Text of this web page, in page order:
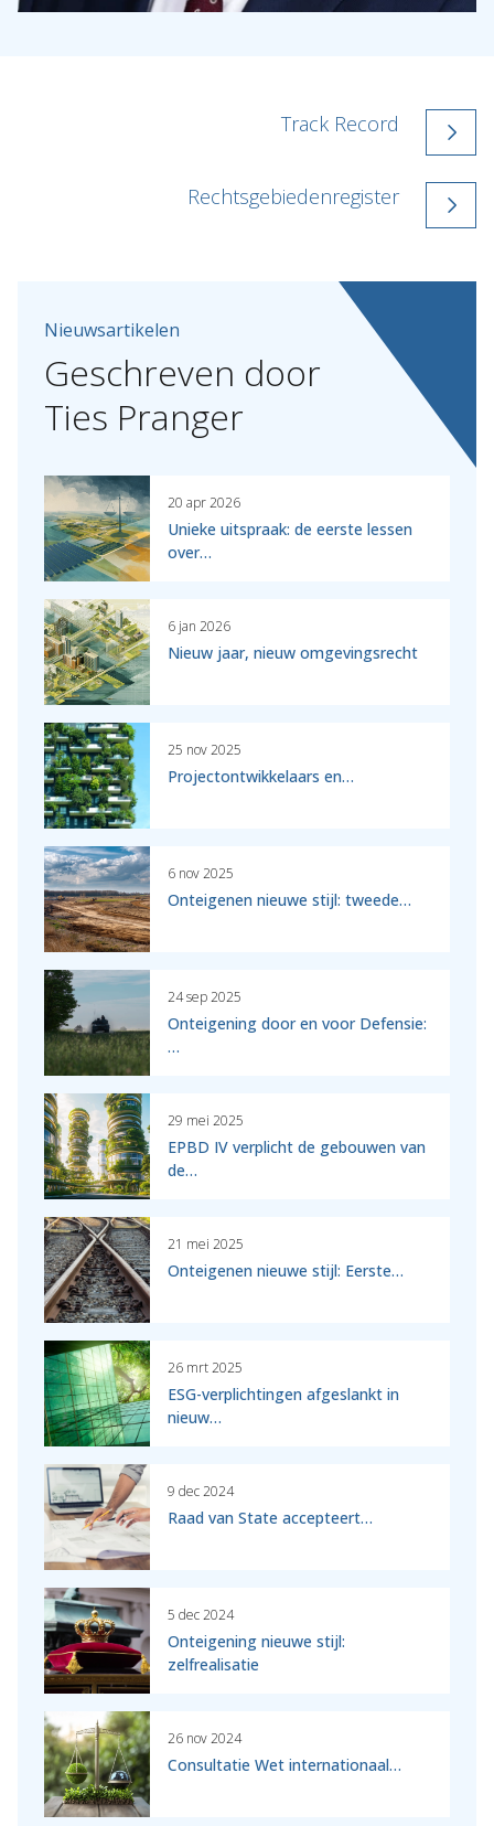
Track Record
Rechtsgebiedenregister
Nieuwsartikelen
Geschreven door
Ties Pranger
20 apr 2026
Unieke uitspraak: de eerste lessen
over…
6 jan 2026
Nieuw jaar, nieuw omgevingsrecht
25 nov 2025
Projectontwikkelaars en…
6 nov 2025
Onteigenen nieuwe stijl: tweede…
24 sep 2025
Onteigening door en voor Defensie:
…
29 mei 2025
EPBD IV verplicht de gebouwen van
de…
21 mei 2025
Onteigenen nieuwe stijl: Eerste…
26 mrt 2025
ESG-verplichtingen afgeslankt in
nieuw…
9 dec 2024
Raad van State accepteert…
5 dec 2024
Onteigening nieuwe stijl:
zelfrealisatie
26 nov 2024
Consultatie Wet internationaal…